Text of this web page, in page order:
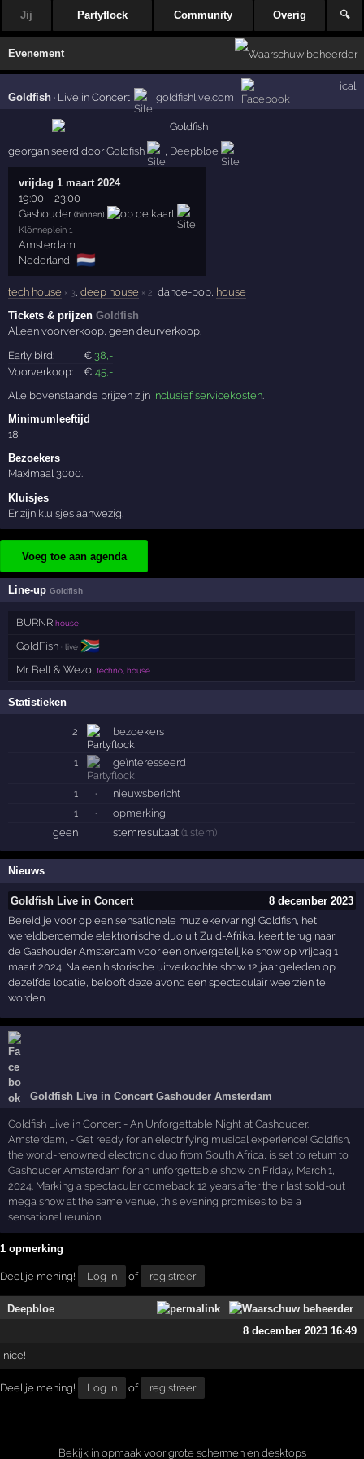
Jij Partyflock Community Overig 🔍
Evenement
Goldfish · Live in Concert goldfishlive.com
ical
georganiseerd doorGoldfish Deepbloe
vrijdag 1 maart 2024
19:00 –23:00
Gashouder (binnen)
Klönneplein 1
Amsterdam
Nederland
🇳🇱
tech house × 3,deep house × 2, dance-pop, house
Tickets & prijzenGoldfish
Alleen voorverkoop, geen deurverkoop.
Early bird:
€ 38 ,-
Voorverkoop:
€ 45 ,-
Alle bovenstaande prijzen zijn inclusief servicekosten
Minimumleeftijd
18
Bezoekers
Maximaal 3000.
Kluisjes
Er zijn kluisjes aanwezig.
Voeg toe aan agenda
Line-upGoldfish
BURNR house
GoldFish · live 🇿🇦
Mr. Belt & Wezol techno, house
Statistieken
2 bezoekers
1 geïnteresseerd
1 ·
nieuwsbericht
1
·
opmerking
geen
stemresultaat(1 stem)
Nieuws
Goldfish Live in Concert
8 december 2023
Bereid je voor op een sensationele muziekervaring! Goldfish, het
wereldberoemde elektronische duo uit Zuid-Afrika, keert terug naar
de Gashouder Amsterdam voor een onvergetelijke show op vrijdag 1
maart 2024. Na een historische uitverkochte show 12 jaar geleden op
dezelfde locatie, belooft deze avond een spectaculair weerzien te
worden.
Goldfish Live in Concert Gashouder Amsterdam
Goldfish Live in Concert - An Unforgettable Night at Gashouder.
Amsterdam, - Get ready for an electrifying musical experience! Goldfish,
the world-renowned electronic duo from South Africa, is set to return to
Gashouder Amsterdam for an unforgettable show on Friday, March 1,
2024. Marking a spectacular comeback 12 years after their last sold-out
mega show at the same venue, this evening promises to be a
sensational reunion.
1 opmerking
Deel je mening! Log in of registreer
Deepbloe
8 december 2023 16:49
nice!
Deel je mening! Log in of registreer
Bekijk in opmaak voor grote schermen en desktops